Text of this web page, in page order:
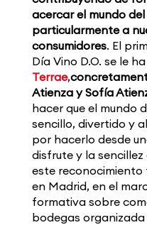
acercar el mundo
particularmente a
consumidores. El
Día Vino D.O. se le
Terrae,
Atienza y Sofía
hacer que el mundo
sencillo, divertido y
por hacerlo desde
disfrute y la
este reconocimiento
en Madrid, en el
formativa sobre
bodegas organizada